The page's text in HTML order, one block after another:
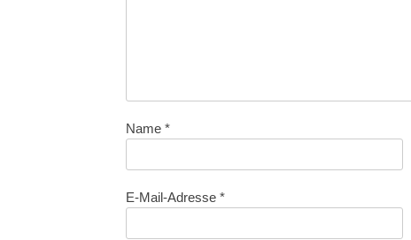
Name *
E-Mail-Adresse *